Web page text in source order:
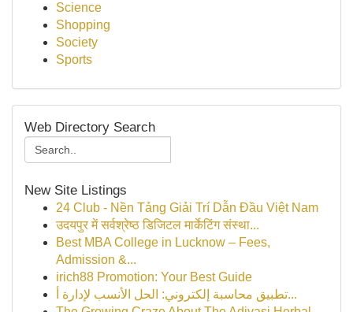
Science
Shopping
Society
Sports
Web Directory Search
New Site Listings
24 Club - Nền Tảng Giải Trí Dẫn Đầu Việt Nam
उदयपुर में सर्वश्रेष्ठ डिजिटल मार्केटिंग संस्था...
Best MBA College in Lucknow – Fees,
Admission &...
irich88 Promotion: Your Best Guide
تطبيق محاسبة إلكتروني: الحل الأنسب لإدارة أ...